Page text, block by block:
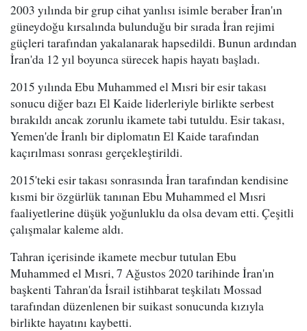
2003 yılında bir grup cihat yanlısı isimle beraber İran'ın
güneydoğu kırsalında bulunduğu bir sırada İran rejimi
güçleri tarafından yakalanarak hapsedildi. Bunun ardından
İran'da 12 yıl boyunca sürecek hapis hayatı başladı.
2015 yılında Ebu Muhammed el Mısri bir esir takası
sonucu diğer bazı El Kaide liderleriyle birlikte serbest
bırakıldı ancak zorunlu ikamete tabi tutuldu. Esir takası,
Yemen'de İranlı bir diplomatın El Kaide tarafından
kaçırılması sonrası gerçekleştirildi.
2015'teki esir takası sonrasında İran tarafından kendisine
kısmi bir özgürlük tanınan Ebu Muhammed el Mısri
faaliyetlerine düşük yoğunluklu da olsa devam etti. Çeşitli
çalışmalar kaleme aldı.
Tahran içerisinde ikamete mecbur tutulan Ebu
Muhammed el Mısri, 7 Ağustos 2020 tarihinde İran'ın
başkenti Tahran'da İsrail istihbarat teşkilatı Mossad
tarafından düzenlenen bir suikast sonucunda kızıyla
birlikte hayatını kaybetti.